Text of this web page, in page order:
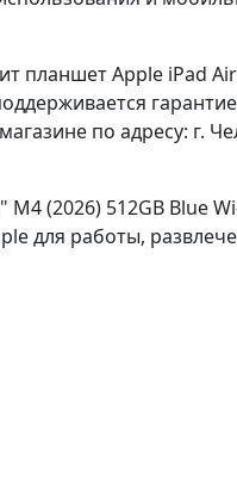
планшет Apple iPad
по адресу: г.
(2026) 512GB Blue
для работы,